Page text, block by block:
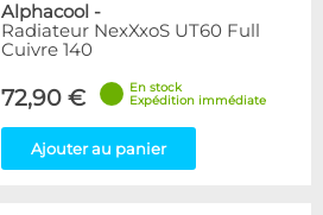
Alphacool -
Radiateur NexXxoS UT60 Full
Cuivre 140
72,90 €
En stock
Expédition immédiate
Ajouter au panier